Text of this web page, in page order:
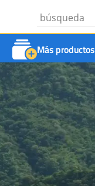
Más productos